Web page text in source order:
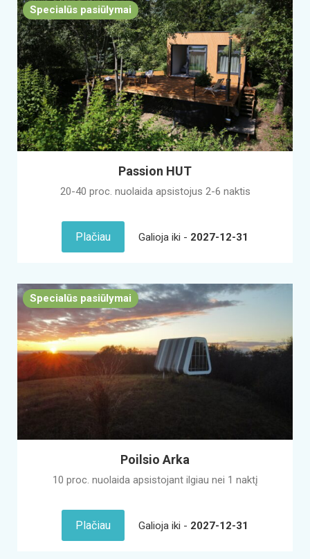
Specialūs pasiūlymai
Passion HUT
20-40 proc. nuolaida apsistojus 2-6 naktis
Plačiau Galioja iki - 2027-12-31
Specialūs pasiūlymai
Poilsio Arka
10 proc. nuolaida apsistojant ilgiau nei 1 naktį
Plačiau Galioja iki - 2027-12-31